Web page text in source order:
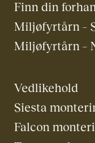
Finn din
Miljøfyrtårn –
Miljøfyrtårn –
Vedlikehold
Siesta
Falcon